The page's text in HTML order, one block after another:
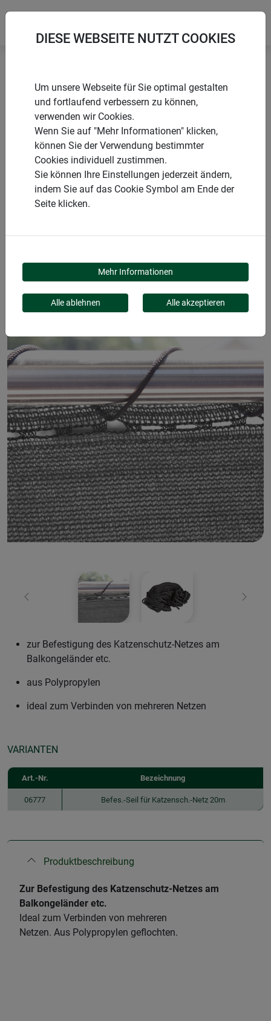
Startseite
Netze
Befestigungsseil für Katzenschutz-Netz
PRODUKTE
BEFESTIGUNGSSEIL
FÜR KATZENSCHUTZ-
NETZ
Zurück Weiter
zur Befestigung des Katzenschutz-Netzes am
Balkongeländer etc.
aus Polypropylen
ideal zum Verbinden von mehreren Netzen
VARIANTEN
Art.-Nr. Bezeichnung
06777 Befes.-Seil für Katzensch.-Netz 20m
Produktbeschreibung
Zur Befestigung des Katzenschutz-Netzes am
Balkongeländer etc.
Ideal zum Verbinden von mehreren
Netzen. Aus Polypropylen geflochten.
DIESE WEBSEITE NUTZT COOKIES
Um unsere Webseite für Sie optimal gestalten
und fortlaufend verbessern zu können,
verwenden wir Cookies.
Wenn Sie auf "Mehr Informationen" klicken,
können Sie der Verwendung bestimmter
Cookies individuell zustimmen.
Sie können Ihre Einstellungen jederzeit ändern,
indem Sie auf das Cookie Symbol am Ende der
Seite klicken.
Mehr Informationen
Alle ablehnen Alle akzeptieren